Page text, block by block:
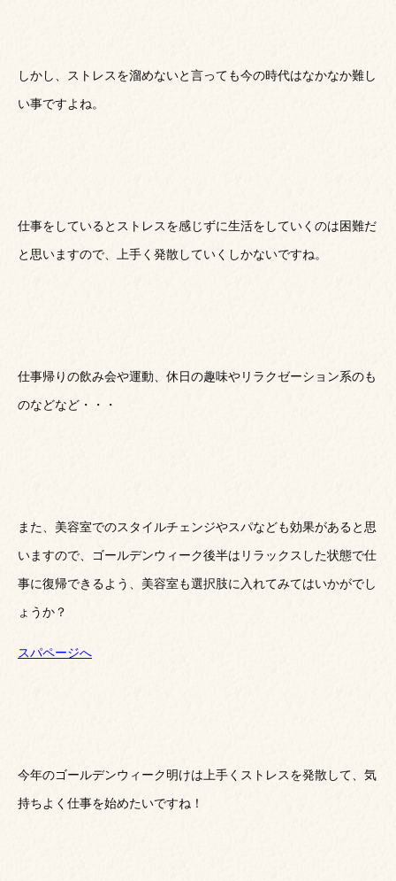
しかし、ストレスを溜めないと言っても今の時代はなかなか難し
い事ですよね。
仕事をしているとストレスを感じずに生活をしていくのは困難だ
と思いますので、上手く発散していくしかないですね。
仕事帰りの飲み会や運動、休日の趣味やリラクゼーション系のも
のなどなど・・・
また、美容室でのスタイルチェンジやスパなども効果があると思
いますので、ゴールデンウィーク後半はリラックスした状態で仕
事に復帰できるよう、美容室も選択肢に入れてみてはいかがでし
ょうか？
スパページへ
今年のゴールデンウィーク明けは上手くストレスを発散して、気
持ちよく仕事を始めたいですね！